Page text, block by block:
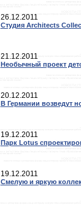
26.12.2011
Студия Architects
21.12.2011
Необычный проект
20.12.2011
В Германии возведут
19.12.2011
Парк Lotus
19.12.2011
Смелую и яркую